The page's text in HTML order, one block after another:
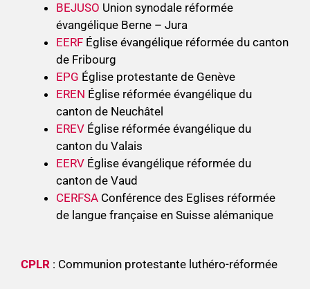
BEJUSO Union synodale réformée
évangélique Berne – Jura
EERF Église évangélique réformée du canton
de Fribourg
EPG Église protestante de Genève
EREN Église réformée évangélique du
canton de Neuchâtel
EREV Église réformée évangélique du
canton du Valais
EERV Église évangélique réformée du
canton de Vaud
CERFSA Conférence des Eglises réformée
de langue française en Suisse alémanique
CPLR : Communion protestante luthéro-réformée